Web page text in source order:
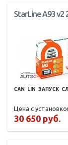
StarLine A93 v2
CAN LIN ЗАПУСК
Цена с
30 650 руб.